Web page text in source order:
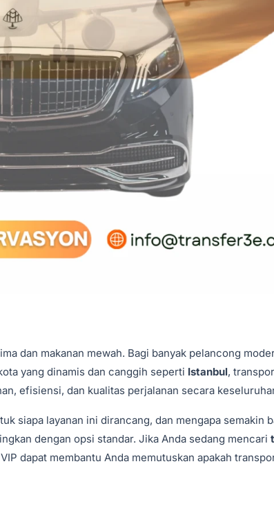
dan makanan mewah. Bagi banyak pelancong
yang dinamis dan canggih seperti Istanbul,
efisiensi, dan kualitas perjalanan secara
siapa layanan ini dirancang, dan mengapa semakin
dengan opsi standar. Jika Anda sedang mencari
dapat membantu Anda memutuskan apakah